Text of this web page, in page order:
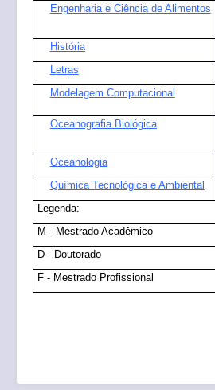
Engenharia e Ciência de Alimentos
História
L etras
Modelagem Computacional
Oceanografia Biológica
Oceanologia
Química Tecnológica e Ambiental
Legenda:
M - Mestrado Acadêmico
D - Doutorado
F - Mestrado Profissional